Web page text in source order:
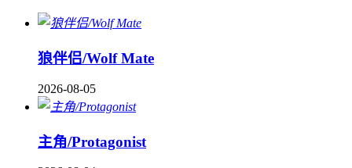
狼伴侣/Wolf Mate
2026-08-05
主角/Protagonist